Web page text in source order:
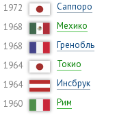
1972
Саппоро
1968
Мехико
1968
Гренобль
1964
Токио
1964
Инсбрук
1960
Рим